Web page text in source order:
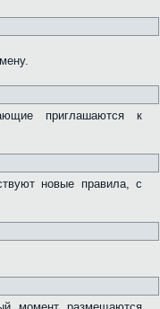
приглашаются к
новые правила, с